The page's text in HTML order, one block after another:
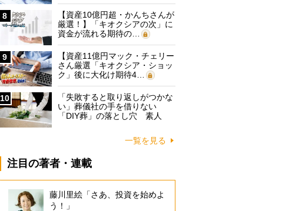
8
【資産10億円超・かんちさんが
厳選！】「キオクシアの次」に
資金が流れる期待の…
9
【資産11億円マック・チェリー
さん厳選「キオクシア・ショッ
ク」後に大化け期待4…
10
「失敗すると取り返しがつかな
い」葬儀社の手を借りない
「DIY葬」の落とし穴 素人
一覧を見る
注目の著者・連載
藤川里絵「さあ、投資を始めよ
う！」